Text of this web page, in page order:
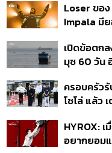
40% เตือน
เด็ดขาด
Loser ขอ
Impala มี
ประกอบ
เปิดข้อตก
มุซ 60 วัน
ครอบครัว
โซโล่ แล้ว
ชีวิต
HYROX: เ
อยากยอม